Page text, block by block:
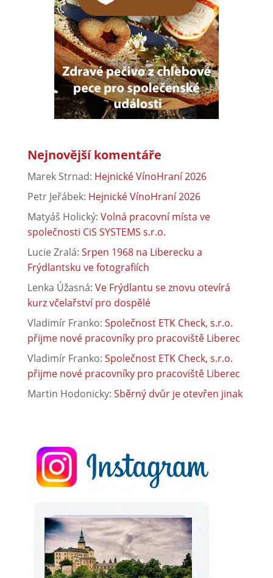
Nejnovější komentáře
Marek Strnad: Hejnické VínoHraní 2026
Petr Jeřábek: Hejnické VínoHraní 2026
Matyáš Holický: Volná pracovní místa ve
společnosti CiS SYSTEMS s.r.o.
Lucie Zralá: Srpen 1968 na Liberecku a
Frýdlantsku ve fotografiích
Lenka Úžasná: Ve Frýdlantu se znovu otevírá
kurz včelařství pro dospělé
Vladimír Franko: Společnost ETK Check, s.r.o.
přijme nové pracovníky pro pracoviště Liberec
Vladimír Franko: Společnost ETK Check, s.r.o.
přijme nové pracovníky pro pracoviště Liberec
Martin Hodonicky: Sběrný dvůr je otevřen jinak